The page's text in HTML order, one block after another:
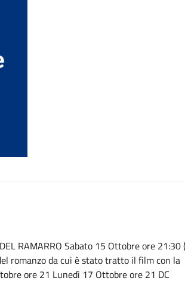
RAMARRO Sabato 15 Ottobre ore 21:30
romanzo da cui è stato tratto il film con la
ore 21 Lunedì 17 Ottobre ore 21 DC